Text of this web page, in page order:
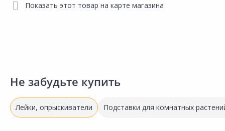
Показать этот товар на карте магазина
Не забудьте купить
Лейки, опрыскиватели Подставки для комнатных